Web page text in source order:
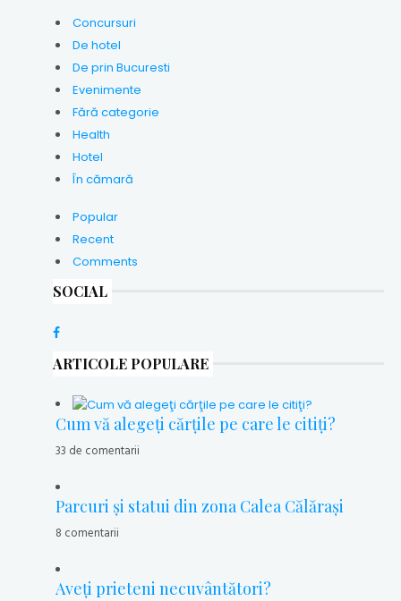
Concursuri
De hotel
De prin Bucuresti
Evenimente
Fără categorie
Health
Hotel
În cămară
Popular
Recent
Comments
SOCIAL
ARTICOLE POPULARE
Cum vă alegeţi cărţile pe care le citiţi?
33 de comentarii
Parcuri şi statui din zona Calea Călăraşi
8 comentarii
Aveţi prieteni necuvântători?